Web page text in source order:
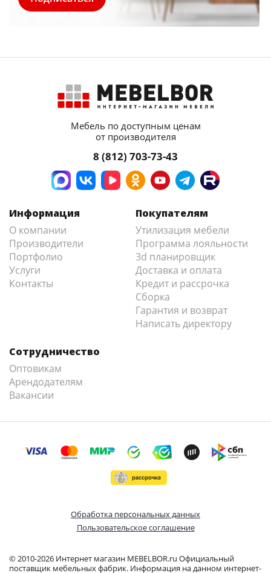
Мебель по доступным ценам
от производителя
8 (812) 703-73-43
Информация
О компании
Производители
Портфолио
Услуги
Контакты
Покупателям
Утилизация мебели
Программа лояльности
3d планировщик
Доставка и оплата
Кредит и рассрочка
Сборка
Гарантия и возврат
Написать директору
Сотрудничество
Оптовикам
Арендодателям
Вакансии
© 2010-2026 Интернет магазин MEBELBOR.ru Официальный
поставщик мебельных фабрик. Информация на данном интернет-
Обработка персональных данных
Пользовательское соглашение